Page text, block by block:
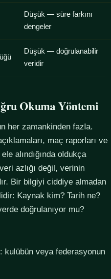
Düşük — süre farkını
dengeler
Düşük — doğrulanabilir
veridir
Okuma Yöntemi
her zamankinden fazla.
maç raporları ve
alındığında oldukça
azlığı değil, verinin
Bir bilgiyi ciddiye almadan
Kaynak kim? Tarih ne?
doğrulanıyor mu?
veya federasyonun